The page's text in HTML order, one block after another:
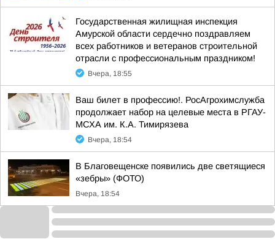
Государственная жилищная инспекция
Амурской области сердечно поздравляем
всех работников и ветеранов строительной
отрасли с профессиональным праздником!
Вчера, 18:55
Ваш билет в профессию!. РосАгрохимслужба
продолжает набор на целевые места в РГАУ-
МСХА им. К.А. Тимирязева
Вчера, 18:54
В Благовещенске появились две светящиеся
«зебры» (ФОТО)
Вчера, 18:54